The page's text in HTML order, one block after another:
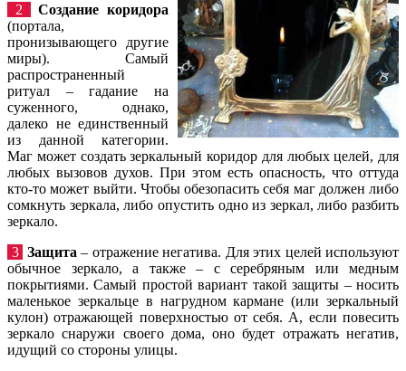
2
Создание коридора
(портала,
пронизывающего другие
миры). Самый
распространенный
ритуал – гадание на
суженного, однако,
далеко не единственный
из данной категории.
Маг может создать зеркальный коридор для любых целей, для
любых вызовов духов. При этом есть опасность, что оттуда
кто-то может выйти. Чтобы обезопасить себя маг должен либо
сомкнуть зеркала, либо опустить одно из зеркал, либо разбить
зеркало.
3 Защита – отражение негатива. Для этих целей используют
обычное зеркало, а также – с серебряным или медным
покрытиями. Самый простой вариант такой защиты – носить
маленькое зеркальце в нагрудном кармане (или зеркальный
кулон) отражающей поверхностью от себя. А, если повесить
зеркало снаружи своего дома, оно будет отражать негатив,
идущий со стороны улицы.